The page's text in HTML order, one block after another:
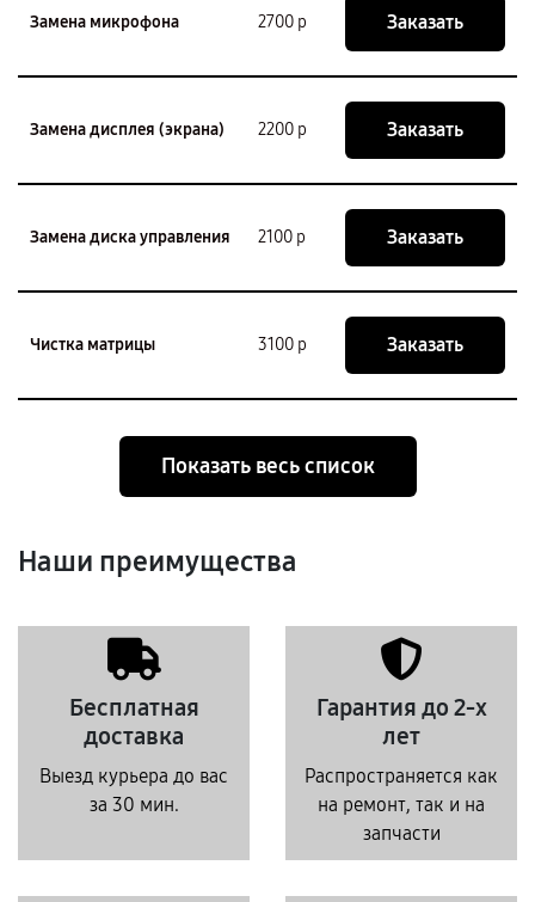
Замена микрофона 2700 р Заказать
Замена дисплея (экрана) 2200 р Заказать
Замена диска управления 2100 р Заказать
Чистка матрицы 3100 р Заказать
Показать весь список
Наши преимущества
Бесплатная
доставка
Выезд курьера до вас
за 30 мин.
Гарантия до 2-х
лет
Распространяется как
на ремонт, так и на
запчасти